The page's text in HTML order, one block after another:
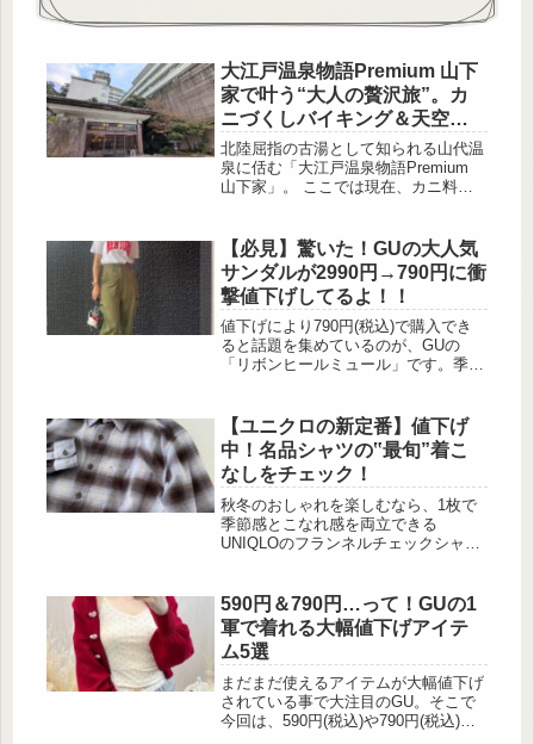
大江戸温泉物語Premium 山下
家で叶う“大人の贅沢旅”。カ
ニづくしバイキング＆天空露
天風呂が最高すぎた
北陸屈指の古湯として知られる山代温
泉に佸む「大江戸温泉物語Premium
山下家」。 ここでは現在、カニ料理
加賀平野を一望できる13階の天空露天
風呂という、旅の主役級コンテンツを
心ゆくまで堪能できます。 歴史ある
温泉地の情緒を感じながら、贅沢な食
と絶景温泉をじっくり楽しむ“大人の
温泉旅”が叶うこちらのお宿を詳しく
レポートしていきます。 石川県加賀
市の歴史ある山代温泉に...
【必見】驚いた！GUの大人気
サンダルが2990円→790円に衝
撃値下げしてるよ！！
値下げにより790円(税込)で購入でき
ると話題を集めているのが、GUの
「リボンヒールミュール」です。季節
嬉しいポイント。そんな優秀アイテム
がこの価格で手に入るのは見逃せませ
ん！上品なデザインで高見えし、どん
なスタイリングにも合わせやすいた
め、コスパ重視の方にもおすすめです
♡790円(税込)で手に入る！GUの「リ
ボンヒールミュール」とは？ この投
稿をInstagra...
【ユニクロの新定番】値下げ
中！名品シャツの‟最旬”着こ
なしをチェック！
秋冬のおしゃれを楽しむなら、1枚で
季節感とこなれ感を両立できる
UNIQLOのフランネルチェックシャツ
つつ、今季おすすめのフランネルチェ
ックシャツを主役にしたコーデをあわ
せて紹介していきます！ぜひ参考にし
てみてくださいね。秋冬コーデに映え
る！UNIQLOフランネルチェックシャ
ツの魅力 出典:chiharu1978 フランネ
ルチェックシャツは、上質な生地感と
着回し力の...
590円＆790円…って！GUの1
軍で着れる大幅値下げアイテ
ム5選
まだまだ使えるアイテムが大幅値下げ
されている事で大注目のGU。そこで
今回は、590円(税込)や790円(税込)と